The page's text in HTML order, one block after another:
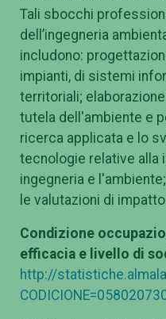
Tali sbocchi
dell’ingegneria
includono:
impianti, di sistemi
territoriali;
tutela dell'ambiente e
ricerca applicata e lo
tecnologie relative alla
ingegneria e
le valutazioni di
Condizione
efficacia e livello di
http://